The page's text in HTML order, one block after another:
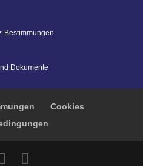
Bestimmungen
Dokumente
Cookies